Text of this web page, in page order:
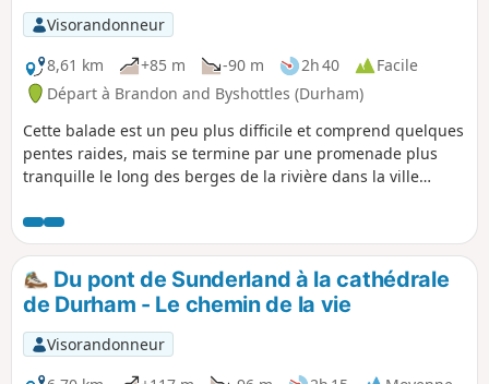
Visorandonneur
8,61 km
+85 m -90 m 2h 40
Facile
Départ à Brandon and Byshottles (Durham)
Cette balade est un peu plus difficile et comprend quelques
pentes raides, mais se termine par une promenade plus
tranquille le long des berges de la rivière dans la ville
Elvet. En chemin, l'itinéraire passe devant plusieurs fermes,
Croxdale Hall avec sa chapelle et Shincliffe Hall. Ces sites
sont fermés au public, mais constituent de bons points de
repère.Du pont de Sunderland à la cathédrale
de Durham - Le chemin de la vie
Visorandonneur